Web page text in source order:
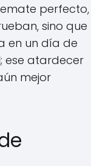
perfecto,
sino que
en un día de
ese atardecer
mejor